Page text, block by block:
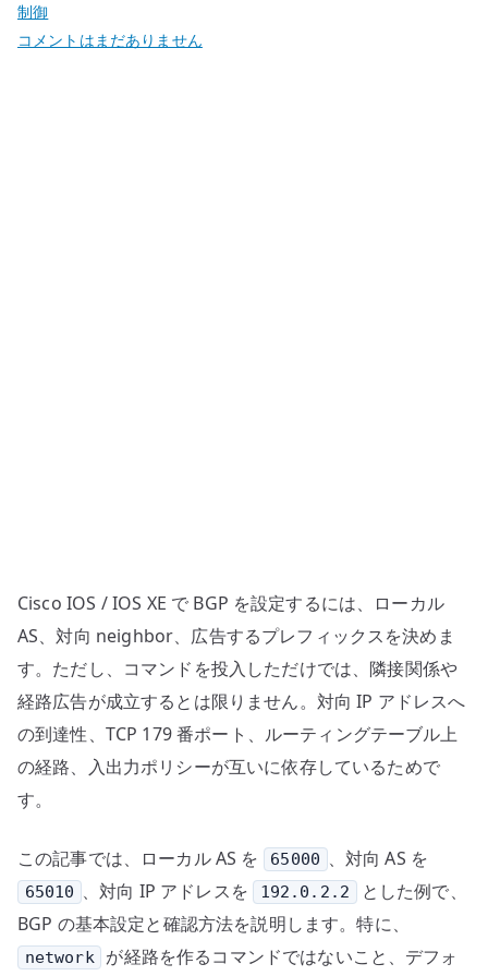
制御
Cisco
を
確
認
す
へ
の
コメントはまだありません
Cisco IOS / IOS XE で BGP を設定するには、ローカル
AS、対向 neighbor、広告するプレフィックスを決めま
す。ただし、コマンドを投入しただけでは、隣接関係や
経路広告が成立するとは限りません。対向 IP アドレスへ
の到達性、TCP 179 番ポート、ルーティングテーブル上
の経路、入出力ポリシーが互いに依存しているためで
す。
この記事では、ローカル AS を 65000 、対向 AS を
65010 、対向 IP アドレスを 192.0.2.2
とした例で、
BGP の基本設定と確認方法を説明します。特に、
network
が経路を作るコマンドではないこと、デフォ